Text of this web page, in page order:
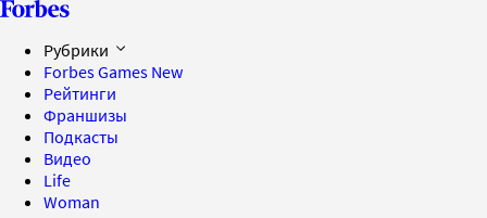
Рубрики
Forbes Games New
Рейтинги
Франшизы
Подкасты
Видео
Life
Woman